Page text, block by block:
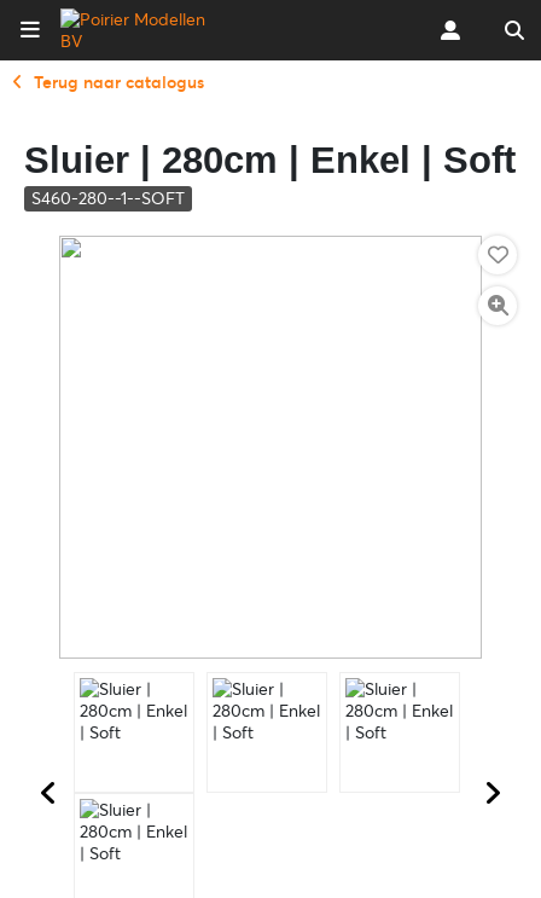
Terug naar catalogus
Sluier | 280cm | Enkel | Soft
S460-280--1--SOFT